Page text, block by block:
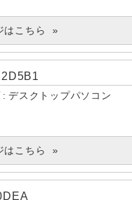
はこちら
デスクトップパソコン
はこちら